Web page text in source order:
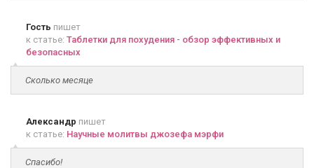
Гость пишет
к статье: Таблетки для похудения - обзор эффективных и
безопасных
Сколько месяце
Александр пишет
к статье: Научные молитвы джозефа мэрфи
Спасибо!